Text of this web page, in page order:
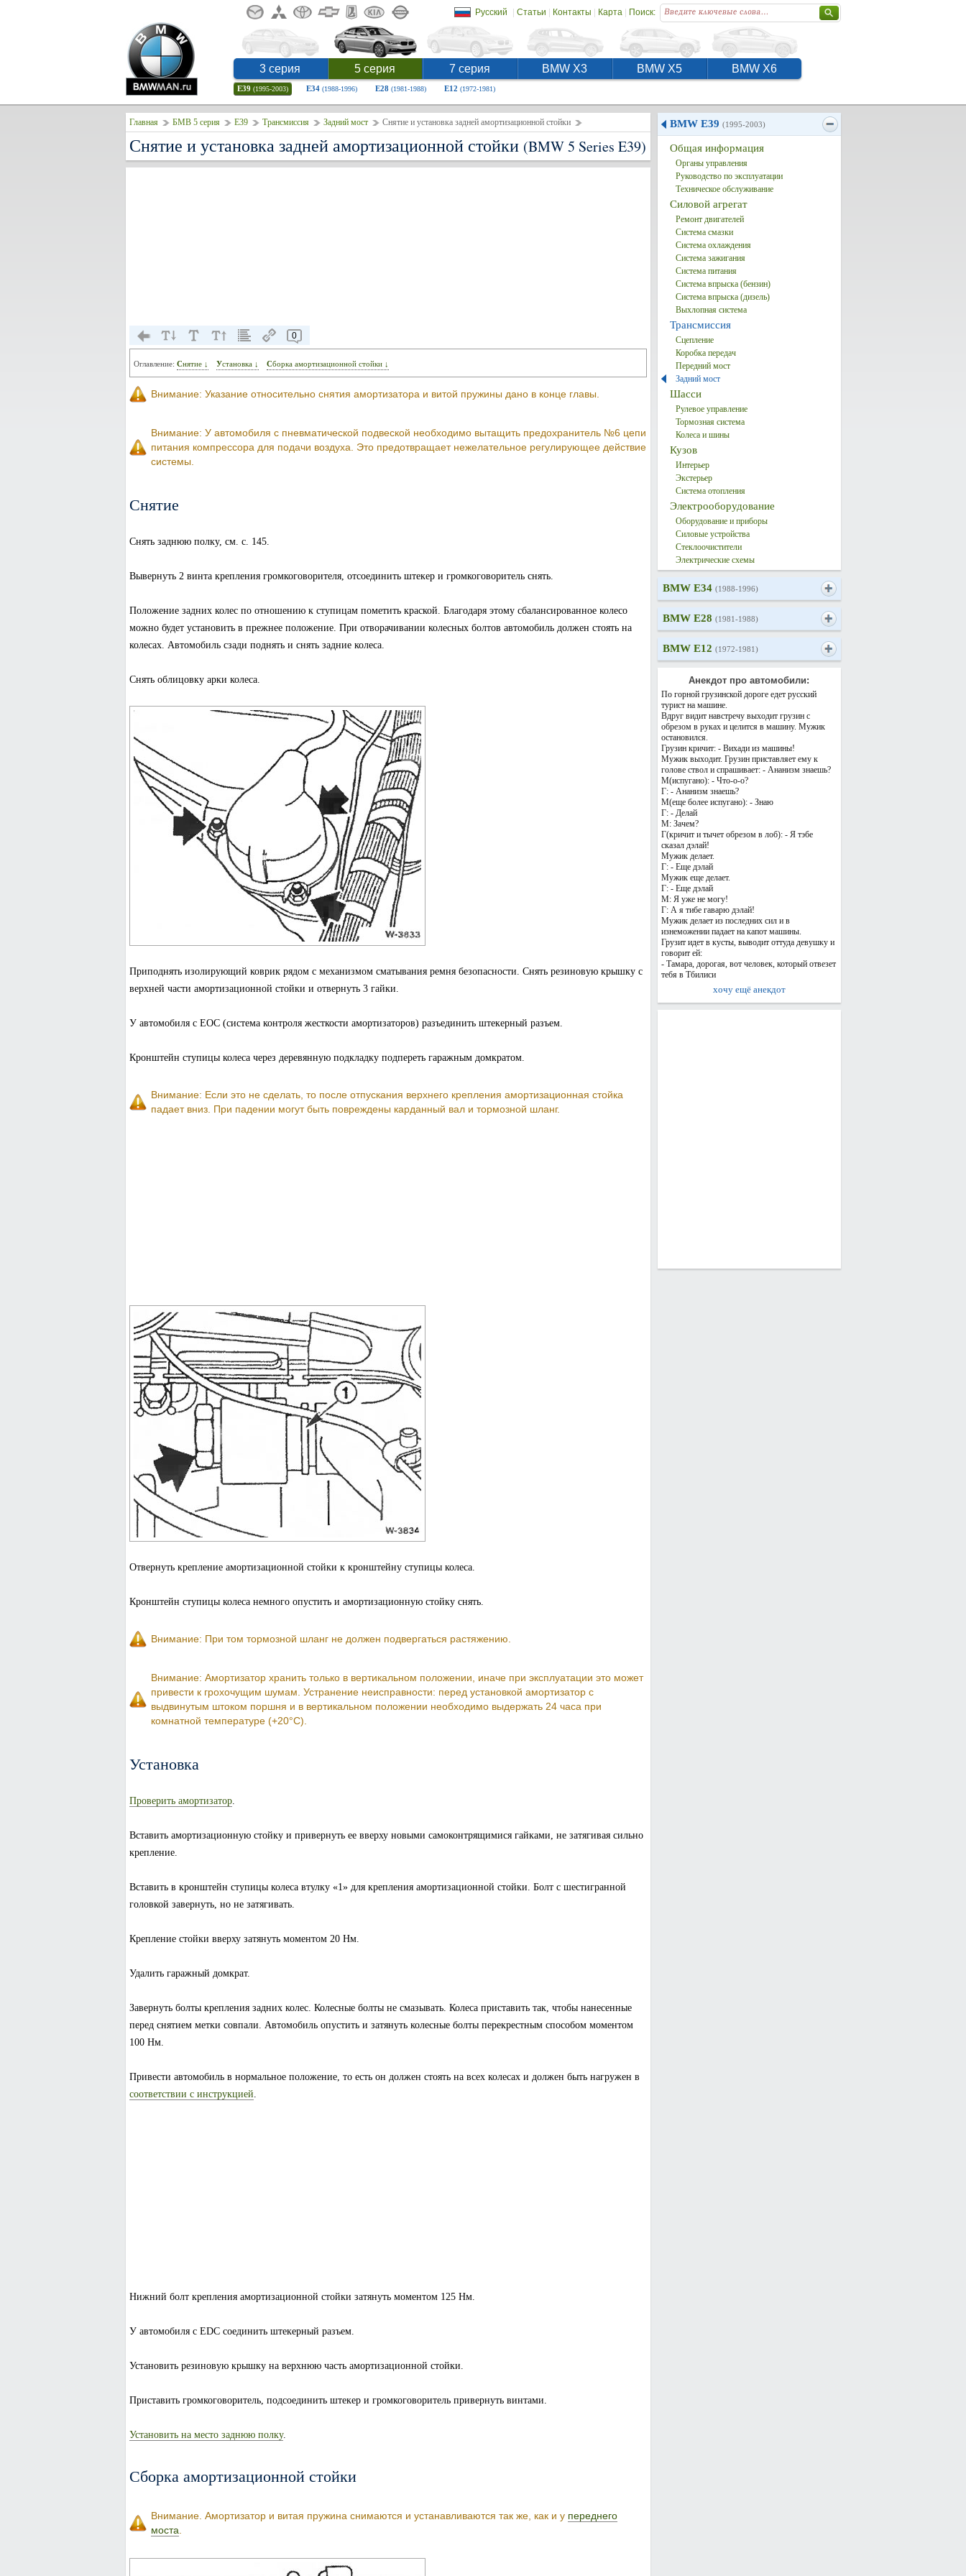
Русский | Статьи | Контакты | Карта| Поиск:
3 серия 5 серия 7 серия BMW X3 BMW X5 BMW X6
E39 (1995-2003) E34 (1988-1996) E28 (1981-1988) E12 (1972-1981)
Главная БМВ 5 серия E39 Трансмиссия Задний мост Снятие и установка задней амортизационной стойки
Снятие и установка задней амортизационной стойки (BMW 5 Series E39)
0
Оглавление: Снятие ↓ Установка ↓ Сборка амортизационной стойки ↓
Внимание: Указание относительно снятия амортизатора и витой пружины дано в конце главы.
Внимание: У автомобиля с пневматической подвеской необходимо вытащить предохранитель №6 цепи
питания компрессора для подачи воздуха. Это предотвращает нежелательное регулирующее действие
системы.
Снятие
Снять заднюю полку, см. с. 145.
Вывернуть 2 винта крепления громкоговорителя, отсоединить штекер и громкоговоритель снять.
Положение задних колес по отношению к ступицам пометить краской. Благодаря этому сбалансированное колесо
можно будет установить в прежнее положение. При отворачивании колесных болтов автомобиль должен стоять на
колесах. Автомобиль сзади поднять и снять задние колеса.
Снять облицовку арки колеса.
Приподнять изолирующий коврик рядом с механизмом сматывания ремня безопасности. Снять резиновую крышку с
верхней части амортизационной стойки и отвернуть 3 гайки.
У автомобиля с ЕОС (система контроля жесткости амортизаторов) разъединить штекерный разъем.
Кронштейн ступицы колеса через деревянную подкладку подпереть гаражным домкратом.
Внимание: Если это не сделать, то после отпускания верхнего крепления амортизационная стойка
падает вниз. При падении могут быть повреждены карданный вал и тормозной шланг.
Отвернуть крепление амортизационной стойки к кронштейну ступицы колеса.
Кронштейн ступицы колеса немного опустить и амортизационную стойку снять.
Внимание: При том тормозной шланг не должен подвергаться растяжению.
Внимание: Амортизатор хранить только в вертикальном положении, иначе при эксплуатации это может
привести к грохочущим шумам. Устранение неисправности: перед установкой амортизатор с
выдвинутым штоком поршня и в вертикальном положении необходимо выдержать 24 часа при
комнатной температуре (+20°C).
Установка
Проверить амортизатор.
Вставить амортизационную стойку и привернуть ее вверху новыми самоконтрящимися гайками, не затягивая сильно
крепление.
Вставить в кронштейн ступицы колеса втулку «1» для крепления амортизационной стойки. Болт с шестигранной
головкой завернуть, но не затягивать.
Крепление стойки вверху затянуть моментом 20 Нм.
Удалить гаражный домкрат.
Завернуть болты крепления задних колес. Колесные болты не смазывать. Колеса приставить так, чтобы нанесенные
перед снятием метки совпали. Автомобиль опустить и затянуть колесные болты перекрестным способом моментом
100 Нм.
Привести автомобиль в нормальное положение, то есть он должен стоять на всех колесах и должен быть нагружен в
соответствии с инструкцией.
Нижний болт крепления амортизационной стойки затянуть моментом 125 Нм.
У автомобиля с EDC соединить штекерный разъем.
Установить резиновую крышку на верхнюю часть амортизационной стойки.
Приставить громкоговоритель, подсоединить штекер и громкоговоритель привернуть винтами.
Установить на место заднюю полку.
Сборка амортизационной стойки
Внимание. Амортизатор и витая пружина снимаются и устанавливаются так же, как и у переднего
моста
BMW E39 (1995-2003)
Общая информация
Органы управления
Руководство по эксплуатации
Техническое обслуживание
Силовой агрегат
Ремонт двигателей
Система смазки
Система охлаждения
Система зажигания
Система питания
Система впрыска (бензин)
Система впрыска (дизель)
Выхлопная система
Трансмиссия
Сцепление
Коробка передач
Передний мост
Задний мост
Шасси
Рулевое управление
Тормозная система
Колеса и шины
Кузов
Интерьер
Экстерьер
Система отопления
Электрооборудование
Оборудование и приборы
Силовые устройства
Стеклоочистители
Электрические схемы
BMW E34 (1988-1996)
BMW E28 (1981-1988)
BMW E12 (1972-1981)
Анекдот про автомобили:
По горной грузинской дороге едет русский
турист на машине.
Вдруг видит навстречу выходит грузин с
обрезом в руках и целится в машину. Мужик
остановился.
Грузин кричит: - Вихади из машины!
Мужик выходит. Грузин приставляет ему к
голове ствол и спрашивает: - Ананизм знаешь?
М(испугано): - Что-о-о?
Г: - Ананизм знаешь?
М(еще более испугано): - Знаю
Г: - Делай
М: Зачем?
Г(кричит и тычет обрезом в лоб): - Я тэбе
сказал дэлай!
Мужик делает.
Г: - Еще дэлай
Мужик еще делает.
Г: - Еще дэлай
М: Я уже не могу!
Г: А я тибе гаварю дэлай!
Мужик делает из последних сил и в
изнеможении падает на капот машины.
Грузит идет в кусты, выводит оттуда девушку и
говорит ей:
- Тамара, дорогая, вот человек, который отвезет
тебя в Тбилиси
хочу ещё анекдот